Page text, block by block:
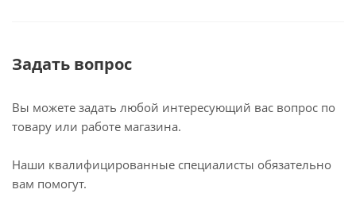
Задать вопрос
Вы можете задать любой интересующий вас вопрос по
товару или работе магазина.
Наши квалифицированные специалисты обязательно
вам помогут.